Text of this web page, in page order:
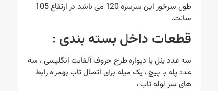
طول سرخور این سرسره 120 می باشد در ارتفاع 105
قطعات داخل بسته بندی :
سه عدد پنل یا دیواره طرح حروف آلفابت انگلیسی ، سه
عدد پله با پیچ ، یک میله برای اتصال تاب بهمراه رابط
های سر لوله تاب ،